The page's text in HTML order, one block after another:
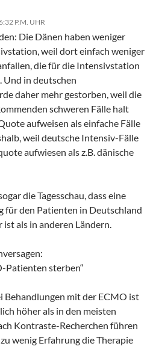
P.M. UHR
Die Dänen haben weniger
weil dort einfach weniger
die für die Intensivstation
Und in deutschen
daher mehr gestorben, weil die
schweren Fälle halt
aufweisen als einfache Fälle
weil deutsche Intensiv-Fälle
aufwiesen als z.B. dänische
die Tagesschau, dass eine
für den Patienten in Deutschland
als in anderen Ländern.
Patienten sterben“
Behandlungen mit der ECMO ist
höher als in den meisten
Kontraste-Recherchen führen
wenig Erfahrung die Therapie